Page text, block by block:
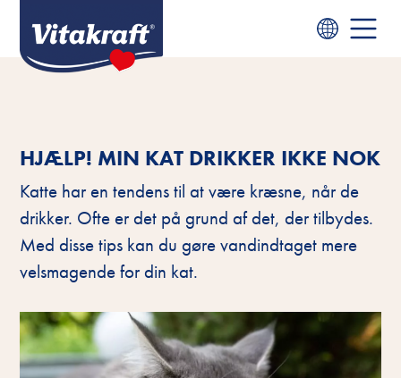
HJÆLP! MIN KAT DRIKKER IKKE NOK
Katte har en tendens til at være kræsne, når de
drikker. Ofte er det på grund af det, der tilbydes.
Med disse tips kan du gøre vandindtaget mere
velsmagende for din kat.